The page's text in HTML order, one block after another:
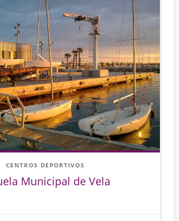
CENTROS DEPORTIVOS
Municipal de Vela